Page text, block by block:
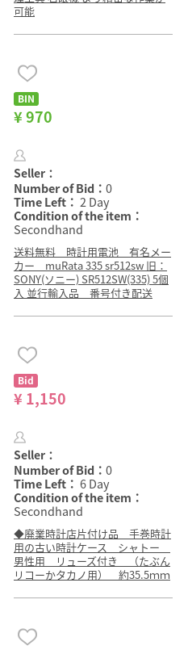
可能
BIN
¥ 970
Seller：
Number of Bid： 0
Time Left： 2 Day
Condition of the item：
Secondhand
送料無料 時計用電池 有名メー
カー muRata 335 sr512sw 旧：
SONY(ソニー) SR512SW(335) 5個
入 並行輸入品 番号付き配送
Bid
¥ 1,150
Seller：
Number of Bid： 0
Time Left： 6 Day
Condition of the item：
Secondhand
◆廃業時計店片付け品 手巻時計
用の古い時計ケース シャトー
男性用 リューズ付き （たぶん
リコーかタカノ用） 約35.5ｍｍ